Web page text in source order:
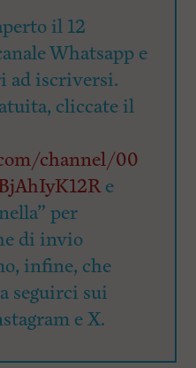
il 12
Whatsapp e
iscriversi.
cliccate il
channel/00
e
per
di invio
infine, che
seguirci sui
e X.